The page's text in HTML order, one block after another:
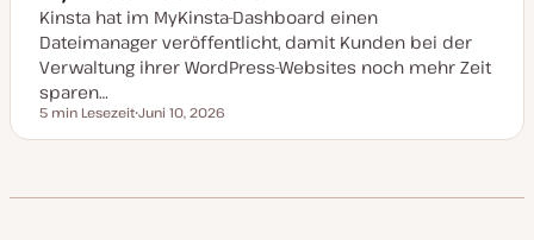
a
i
s
r
Kinsta hat im MyKinsta-Dashboard einen
Dateimanager veröffentlicht, damit Kunden bei der
Verwaltung ihrer WordPress-Websites noch mehr Zeit
sparen…
Lesezeit
5 min Lesezeit
a
Juni 10, 2026